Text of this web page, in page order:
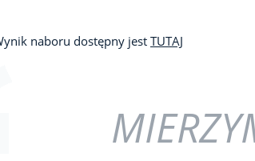
naboru dostępny jest TUTAJ